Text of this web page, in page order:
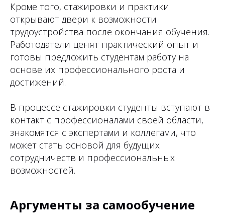
Кроме того, стажировки и практики
открывают двери к возможности
трудоустройства после окончания обучения.
Работодатели ценят практический опыт и
готовы предложить студентам работу на
основе их профессионального роста и
достижений.
В процессе стажировки студенты вступают в
контакт с профессионалами своей области,
знакомятся с экспертами и коллегами, что
может стать основой для будущих
сотрудничеств и профессиональных
возможностей.
Аргументы за самообучение